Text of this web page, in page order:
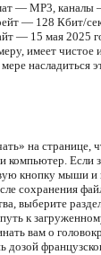
— MP3, каналы
— 128 Кбит/
— 15 мая 2025
имеет чистое
насладиться
на странице,
Если
кнопку мыши и
сохранения
выберите
к
вам о
дозой